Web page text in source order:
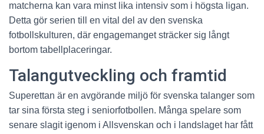
matcherna kan vara minst lika intensiv som i högsta ligan.
Detta gör serien till en vital del av den svenska
fotbollskulturen, där engagemanget sträcker sig långt
bortom tabellplaceringar.
Talangutveckling och framtid
Superettan är en avgörande miljö för svenska talanger som
tar sina första steg i seniorfotbollen. Många spelare som
senare slagit igenom i Allsvenskan och i landslaget har fått